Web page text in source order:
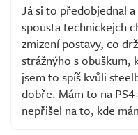
Já si to předobjednal
spousta technickejch
zmizení postavy, co
strážnýho s obuškum,
jsem to spíš kvůli
dobře. Mám to na
nepřišel na to, kde